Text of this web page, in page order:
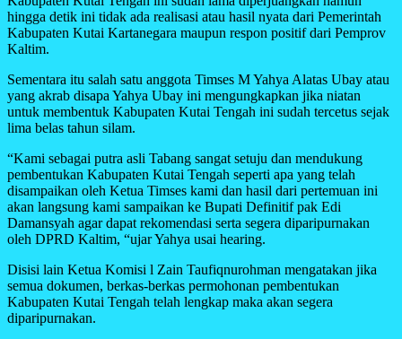
hingga detik ini tidak ada realisasi atau hasil nyata dari Pemerintah
Kabupaten Kutai Kartanegara maupun respon positif dari Pemprov
Kaltim.
Sementara itu salah satu anggota Timses M Yahya Alatas Ubay atau
yang akrab disapa Yahya Ubay ini mengungkapkan jika niatan
untuk membentuk Kabupaten Kutai Tengah ini sudah tercetus sejak
lima belas tahun silam.
“Kami sebagai putra asli Tabang sangat setuju dan mendukung
pembentukan Kabupaten Kutai Tengah seperti apa yang telah
disampaikan oleh Ketua Timses kami dan hasil dari pertemuan ini
akan langsung kami sampaikan ke Bupati Definitif pak Edi
Damansyah agar dapat rekomendasi serta segera diparipurnakan
oleh DPRD Kaltim, “ujar Yahya usai hearing.
Disisi lain Ketua Komisi l Zain Taufiqnurohman mengatakan jika
semua dokumen, berkas-berkas permohonan pembentukan
Kabupaten Kutai Tengah telah lengkap maka akan segera
diparipurnakan.